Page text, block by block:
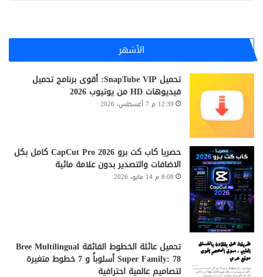
الأشهر
تحميل SnapTube VIP: أقوى برنامج تحميل
فيديوهات HD من يوتيوب 2026
12:39 م 7 أغسطس، 2026
حصريا كاب كت برو CapCut Pro 2026 كامل بكل
الاضافات والتصدير بدون علامة مائية
8:08 م 14 مايو، 2026
تحميل عائلة الخطوط الفائقة Bree Multilingual
Super Family: 78 أسلوباً و 7 خطوط متغيرة
لتصاميم عالمية احترافية